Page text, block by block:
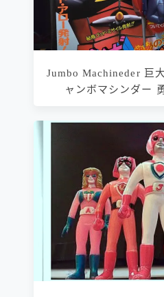
Jumbo Machineder 巨
ャンボマシンダー